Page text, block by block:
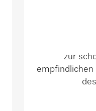
zur
empfindlichen